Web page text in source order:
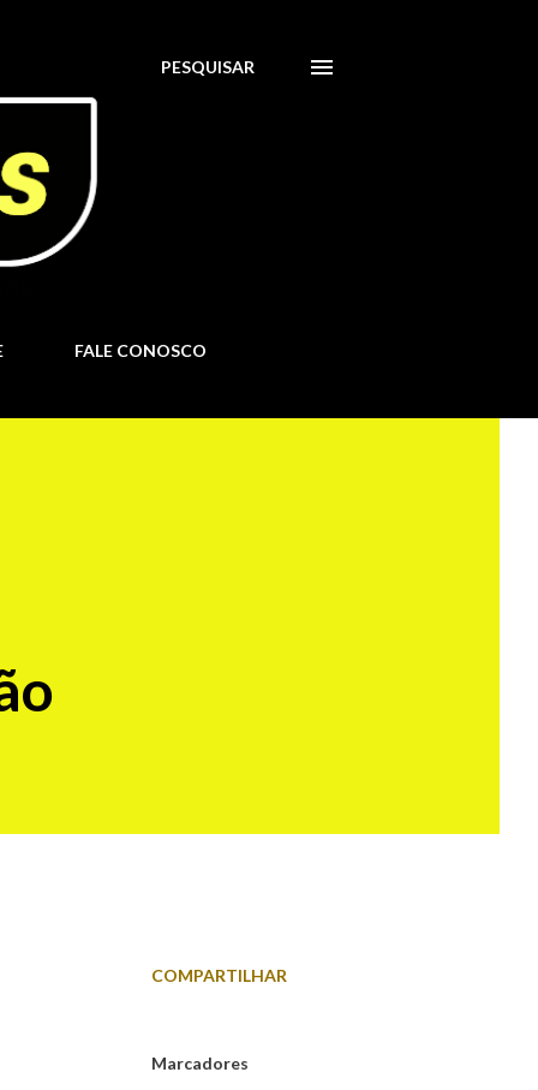
PESQUISAR
FALE CONOSCO
COMPARTILHAR
Marcadores